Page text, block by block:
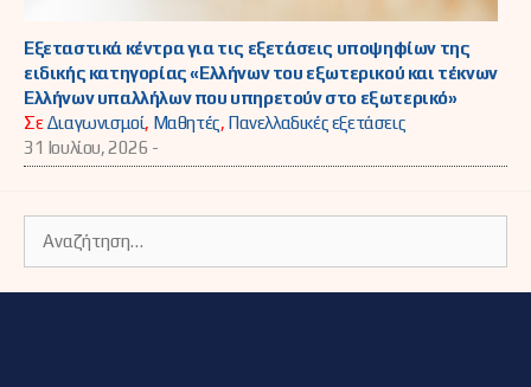
Εξεταστικά κέντρα για τις εξετάσεις υποψηφίων της
ειδικής κατηγορίας «Ελλήνων του εξωτερικού και τέκνων
Ελλήνων υπαλλήλων που υπηρετούν στο εξωτερικό»
ΣεΔιαγωνισμοί, Μαθητές, Πανελλαδικές εξετάσεις
31 Ιουλίου, 2026 -
για: